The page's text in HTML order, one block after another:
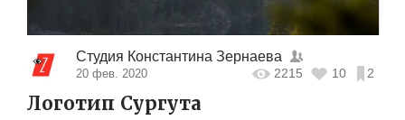
Студия Константина Зернаева
20 фев. 2020 2215 10 2
Логотип Сургута